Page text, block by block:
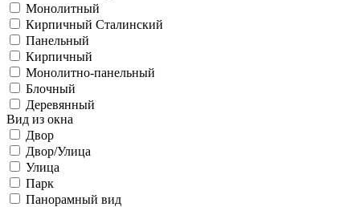
Монолитный
Кирпичный Сталинский
Панельный
Кирпичный
Монолитно-панельный
Блочный
Деревянный
Вид из окна
Двор
Двор/Улица
Улица
Парк
Панорамный вид